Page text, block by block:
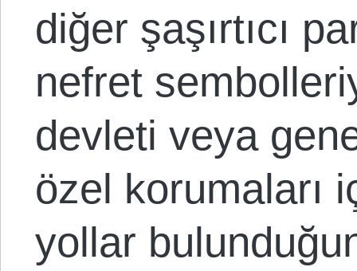
diğer şaşırtıcı
nefret
devleti veya
özel korumaları
yollar